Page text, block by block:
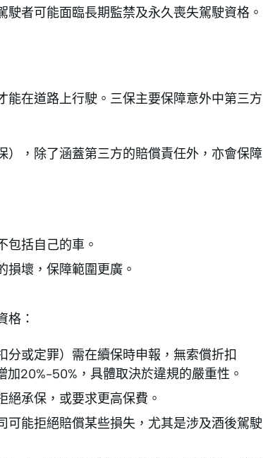
者可能面臨長期監禁及永久喪失駕駛資格。
在道路上行駛。三保主要保障意外中第三方
，除了涵蓋第三方的賠償責任外，亦會保障
包括自己的車。
壞，保障範圍更廣。
格：
或定罪）需在續保時申報，無索償折扣
加20%-50%，具體取決於違規的嚴重性。
承保，或要求更高保費。
能拒絕賠償某些損失，尤其是涉及酒後駕駛